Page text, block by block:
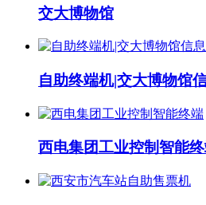
交大博物馆
自助终端机|交大博物馆
西电集团工业控制智能